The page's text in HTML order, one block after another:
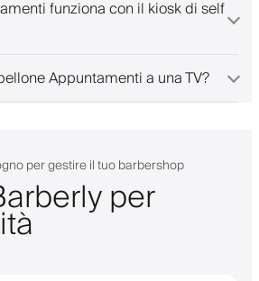
funziona con il kiosk di self
Appuntamenti a una TV?
per gestire il tuo barbershop
per